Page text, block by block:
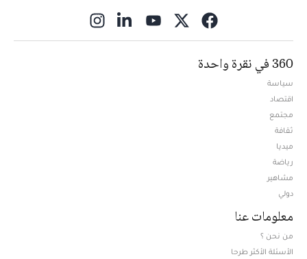
360 في نقرة واحدة
سياسة
اقتصاد
مجتمع
ثقافة
ميديا
رياضة
مشاهير
دولي
معلومات عنا
من نحن ؟
الأسئلة الأكثر طرحا